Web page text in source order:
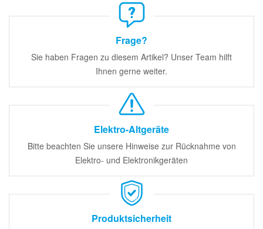
Frage?
Sie haben Fragen zu diesem Artikel? Unser Team hilft
Ihnen gerne weiter.
Elektro-Altgeräte
Bitte beachten Sie unsere Hinweise zur Rücknahme von
Elektro- und Elektronikgeräten
Produktsicherheit